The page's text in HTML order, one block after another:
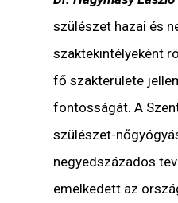
szülészet hazai és
szaktekintélyeként
fő szakterülete
fontosságát. A
szülészet-
negyedszázados
emelkedett az